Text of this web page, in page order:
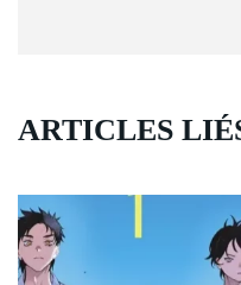
ARTICLES